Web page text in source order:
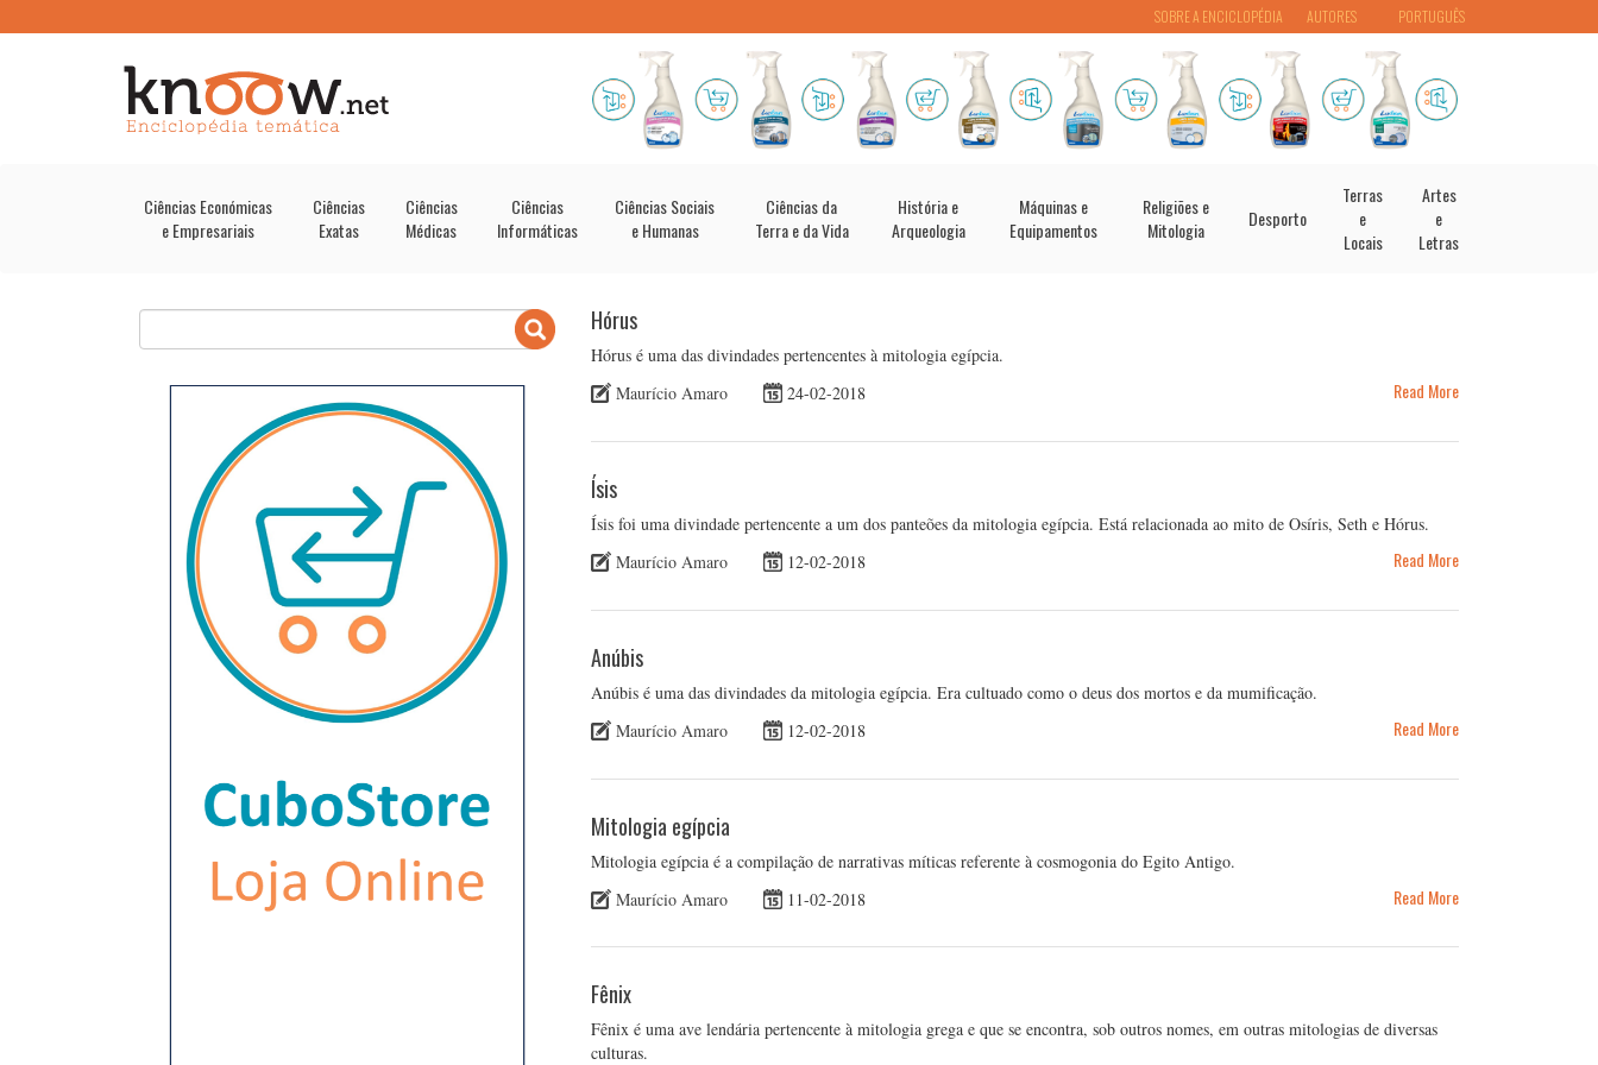
PORTUGUÊS
SOBRE A ENCICLOPÉDIA AUTORES
Ciências Económicas
e Empresariais
Ciências
Exatas
Ciências
Médicas
Ciências
Informáticas
Ciências Sociais
e Humanas
Ciências da
Terra e da Vida
História e
Arqueologia
Máquinas e
Equipamentos
Religiões e
Mitologia
Desporto
Terras
e
Locais
Artes
e
Letras
Hórus
Hórus é uma das divindades pertencentes à mitologia egípcia.
Maurício Amaro
24-02-2018 Read More
Ísis
Ísis foi uma divindade pertencente a um dos panteões da mitologia egípcia. Está relacionada ao mito de Osíris, Seth e Hórus.
Maurício Amaro
12-02-2018 Read More
Anúbis
Anúbis é uma das divindades da mitologia egípcia. Era cultuado como o deus dos mortos e da mumificação.
Maurício Amaro
12-02-2018 Read More
Mitologia egípcia
Mitologia egípcia é a compilação de narrativas míticas referente à cosmogonia do Egito Antigo.
Maurício Amaro
11-02-2018 Read More
Fênix
Fênix é uma ave lendária pertencente à mitologia grega e que se encontra, sob outros nomes, em outras mitologias de diversas
culturas.